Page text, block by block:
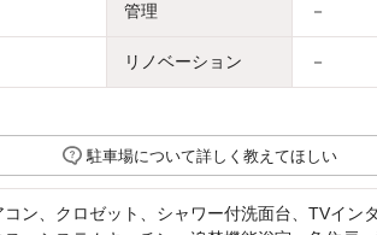
管理 －
リノベーション －
駐車場について詳しく教えてほしい
ン、クロゼット、シャワー付洗面台、TVイン